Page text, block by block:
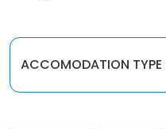
ACCOMODATION TYPE